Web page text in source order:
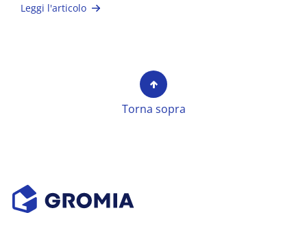
Leggi l'articolo
Torna sopra